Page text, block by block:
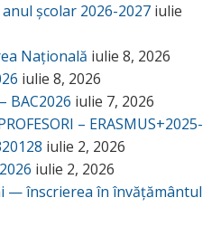
școlar 2026-2027 iulie
Națională iulie 8, 2026
iulie 8, 2026
BAC2026 iulie 7, 2026
– ERASMUS+2025-
iulie 2, 2026
iulie 2, 2026
— înscrierea în învățământul